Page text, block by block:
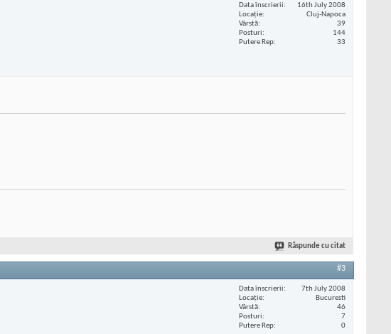
Data înscrierii
16th July 2008
Locaţie
Cluj-Napoca
Vârstă
39
Posturi
144
Putere Rep
33
Răspunde cu citat
#3
Data înscrierii
7th July 2008
Locaţie
Bucuresti
Vârstă
46
Posturi
7
Putere Rep
0